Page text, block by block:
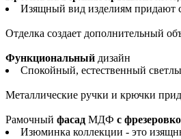
Изящный вид изделиям придают
Отделка создает дополнительный
Функциональный дизайн
Спокойный, естественный
Металлические ручки и крючки
Рамочный фасад МДФ с
Изюминка коллекции - это